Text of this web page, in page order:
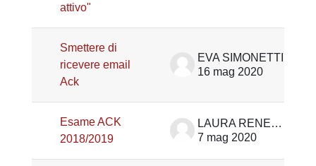
attivo"
Smettere di
ricevere email
Ack
EVA SIMONETTI
16 mag 2020
Esame ACK
2018/2019
LAURA RENESTO
7 mag 2020